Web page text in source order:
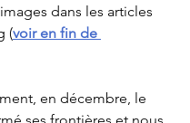
dans les articles
(voir en fin de
en décembre, le